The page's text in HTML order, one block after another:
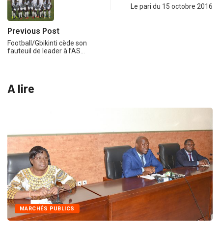
Previous Post
Football/Gbikinti cède son
fauteuil de leader à l’AS…
Le pari du 15 octobre 2016
A lire
MARCHÉS PUBLICS